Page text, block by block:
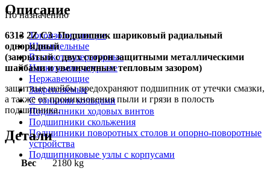
По назначению
Токоизолирующие
Шпиндельные
Высокотемпературные
Низкотемпературные
Нержавеющие
Закрепляемые
С тонкими кольцами
Подшипники ходовых винтов
Подшипники скольжения
Подшипники поворотных столов и опорно-поворотные
устройства
Подшипниковые узлы с корпусами
Описание
6313 2Z C3- Подшипник шариковый радиальный
однорядный
(закрытый с двух сторон защитными металлическими
шайбами и увеличенным тепловым зазором)
защитные шайбы предохраняют подшипник от утечки смазки,
а также от проникновения пыли и грязи в полость
подшипника.
Детали
Вес
2180 kg